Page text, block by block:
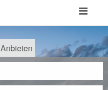
Toggle
Anbieten